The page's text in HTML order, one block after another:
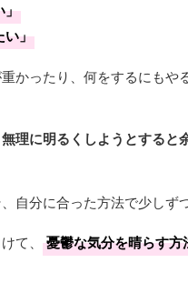
」
い」
かったり、何をするにもや
理に明るくしようとする
自分に合った方法で少しず
て、
憂鬱な気分を晴らす